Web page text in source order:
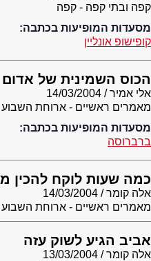
קפה ובתי קפה - קפה
מסעדות המופיעות בכתבה:
קופישופ אונליין
הכוס השמינית של אדום
אלי אמיר
14/03/2004
מאמרים ראשיים - ארוחת השבוע
מסעדות המופיעות בכתבה:
ברברוסה
כמה שעות לוקח להכין
אלה קומר
14/03/2004
מאמרים ראשיים - ארוחת השבוע
אביב הגיע לשוק עזה
אלה קומר
13/03/2004